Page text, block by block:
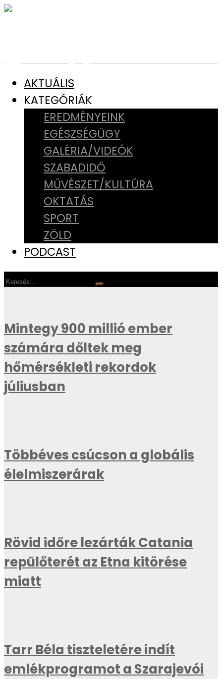
AKTUÁLIS
KATEGÓRIÁK
EREDMÉNYEINK
EGÉSZSÉGÜGY
GALÉRIA/VIDEÓK
SZABADIDŐ
MŰVÉSZET/KULTÚRA
OKTATÁS
SPORT
ZÖLD
PODCAST
Mintegy 900 millió ember
számára dőltek meg
hőmérsékleti rekordok
júliusban
Többéves csúcson a globális
élelmiszerárak
Rövid időre lezárták Catania
repülőterét az Etna kitörése
miatt
Tarr Béla tiszteletére indít
emlékprogramot a Szarajevói